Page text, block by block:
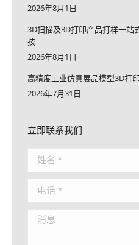
2026年8月1日
3D扫描及3D打印产品打样一站
技
2026年8月1日
高精度工业仿真展品模型3D打
2026年7月31日
立即联系我们
姓名 *
电话 *
消息